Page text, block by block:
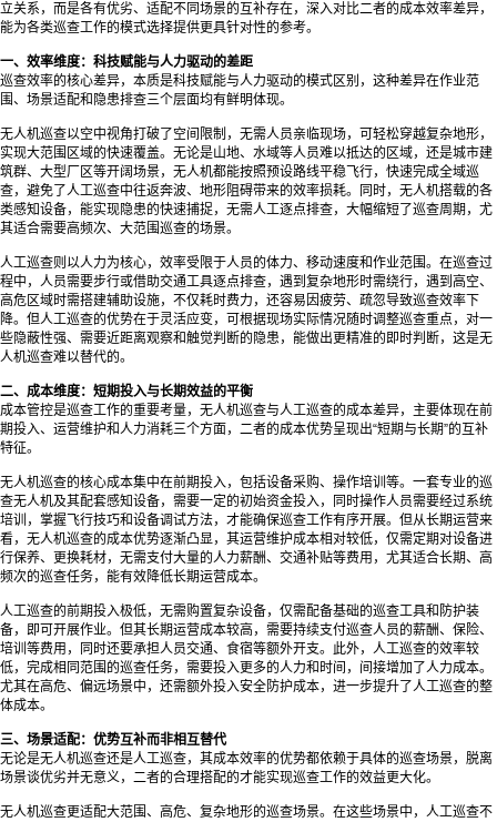
立关系，而是各有优劣、适配不同场景的互补存在，深入对比二者的成本效率差异，
能为各类巡查工作的模式选择提供更具针对性的参考。
一、效率维度：科技赋能与人力驱动的差距
巡查效率的核心差异，本质是科技赋能与人力驱动的模式区别，这种差异在作业范
围、场景适配和隐患排查三个层面均有鲜明体现。
无人机巡查以空中视角打破了空间限制，无需人员亲临现场，可轻松穿越复杂地形，
实现大范围区域的快速覆盖。无论是山地、水域等人员难以抵达的区域，还是城市建
筑群、大型厂区等开阔场景，无人机都能按照预设路线平稳飞行，快速完成全域巡
查，避免了人工巡查中往返奔波、地形阻碍带来的效率损耗。同时，无人机搭载的各
类感知设备，能实现隐患的快速捕捉，无需人工逐点排查，大幅缩短了巡查周期，尤
其适合需要高频次、大范围巡查的场景。
人工巡查则以人力为核心，效率受限于人员的体力、移动速度和作业范围。在巡查过
程中，人员需要步行或借助交通工具逐点排查，遇到复杂地形时需绕行，遇到高空、
高危区域时需搭建辅助设施，不仅耗时费力，还容易因疲劳、疏忽导致巡查效率下
降。但人工巡查的优势在于灵活应变，可根据现场实际情况随时调整巡查重点，对一
些隐蔽性强、需要近距离观察和触觉判断的隐患，能做出更精准的即时判断，这是无
人机巡查难以替代的。
二、成本维度：短期投入与长期效益的平衡
成本管控是巡查工作的重要考量，无人机巡查与人工巡查的成本差异，主要体现在前
期投入、运营维护和人力消耗三个方面，二者的成本优势呈现出“短期与长期”的互补
特征。
无人机巡查的核心成本集中在前期投入，包括设备采购、操作培训等。一套专业的巡
查无人机及其配套感知设备，需要一定的初始资金投入，同时操作人员需要经过系统
培训，掌握飞行技巧和设备调试方法，才能确保巡查工作有序开展。但从长期运营来
看，无人机巡查的成本优势逐渐凸显，其运营维护成本相对较低，仅需定期对设备进
行保养、更换耗材，无需支付大量的人力薪酬、交通补贴等费用，尤其适合长期、高
频次的巡查任务，能有效降低长期运营成本。
人工巡查的前期投入极低，无需购置复杂设备，仅需配备基础的巡查工具和防护装
备，即可开展作业。但其长期运营成本较高，需要持续支付巡查人员的薪酬、保险、
培训等费用，同时还要承担人员交通、食宿等额外开支。此外，人工巡查的效率较
低，完成相同范围的巡查任务，需要投入更多的人力和时间，间接增加了人力成本。
尤其在高危、偏远场景中，还需额外投入安全防护成本，进一步提升了人工巡查的整
体成本。
三、场景适配：优势互补而非相互替代
无论是无人机巡查还是人工巡查，其成本效率的优势都依赖于具体的巡查场景，脱离
场景谈优劣并无意义，二者的合理搭配的才能实现巡查工作的效益更大化。
无人机巡查更适配大范围、高危、复杂地形的巡查场景。在这些场景中，人工巡查不